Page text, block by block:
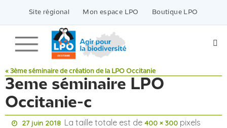
contenu
Site régional Mon espace LPO Boutique LPO
« 3ème séminaire de création de la LPO Occitanie
3eme séminaire LPO
Occitanie-c
27 juin 2018 La taille totale est de400 × 300 pixels